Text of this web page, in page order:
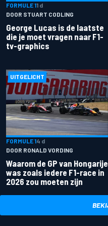
FORMULE 11 d
DOOR STUART CODLING
George Lucas is de laatste
die je moet vragen naar F1-
tv-graphics
UITGELICHT
FORMULE 14 d
DOOR RONALD VORDING
Waarom de GP van Hongarije
was zoals iedere F1-race in
2026 zou moeten zijn